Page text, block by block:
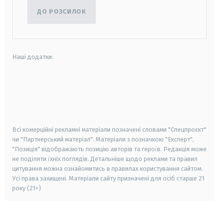
ДО РОЗСИЛОК
Наші додатки:
Всі комерційні рекламні матеріали позначені словами "Спецпроєкт"
чи "Партнерський матеріал". Матеріали з позначкою "Експерт",
"Позиція" відображають позицію авторів та героїв. Редакція може
не поділяти їхніх поглядів. Детальніше щодо реклами та правил
цитування можна ознайомитись в правилах користування сайтом.
Усі права захищені. Матеріали сайту призначені для осіб старше 21
року (21+)